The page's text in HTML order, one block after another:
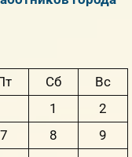
Сб
Вс
1
2
7 8
9